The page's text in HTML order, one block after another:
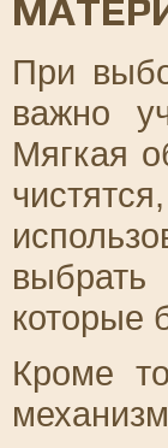
При
важно
Мягкая
которые
Кроме